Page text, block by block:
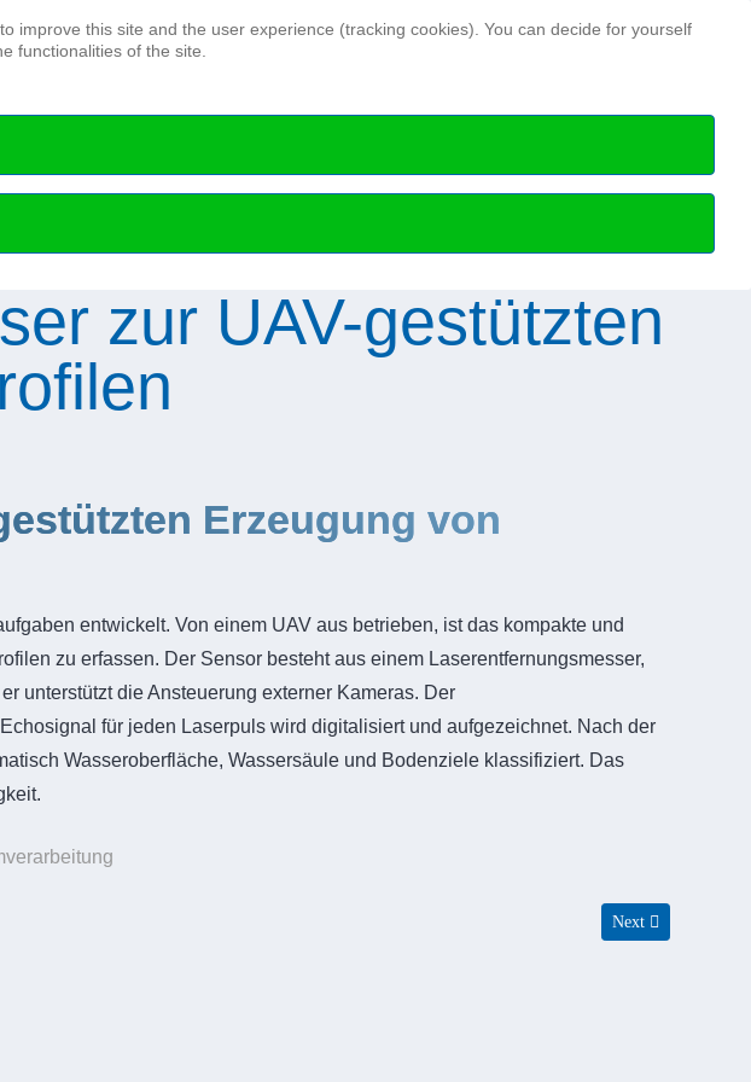
Search ...
Groups
Science Talks
Media data and notes
zur UAV-gestützten
Erzeugung von
entwickelt. Von einem UAV aus betrieben, ist das kompakte und
zu erfassen. Der Sensor besteht aus einem Laserentfernungsmesser,
unterstützt die Ansteuerung externer Kameras. Der
für jeden Laserpuls wird digitalisiert und aufgezeichnet. Nach der
Wasseroberfläche, Wassersäule und Bodenziele klassifiziert. Das
Next article:
Next
this site and the user experience (tracking cookies). You can decide for yourself
functionalities of the site.